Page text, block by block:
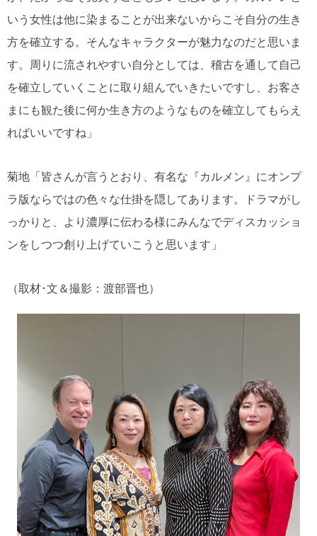
いう女性は他に染まることが出来ないからこそ自分の生き
方を確立する。そんなキャラクターが魅力なのだと思いま
す。周りに流されやすい自分としては、稽古を通して自己
を確立していくことに取り組んでいきたいですし、お客さ
まにも観た後に何か生き方のようなものを確立してもらえ
ればいいですね」
菊地「皆さんが言うとおり、有名な『カルメン』にオンプ
ラ版ならではの色々な仕掛を隠してあります。ドラマがし
っかりと、より濃厚に伝わる様にみんなでディスカッショ
ンをしつつ創り上げていこうと思います」
（取材･文＆撮影：渡部晋也）